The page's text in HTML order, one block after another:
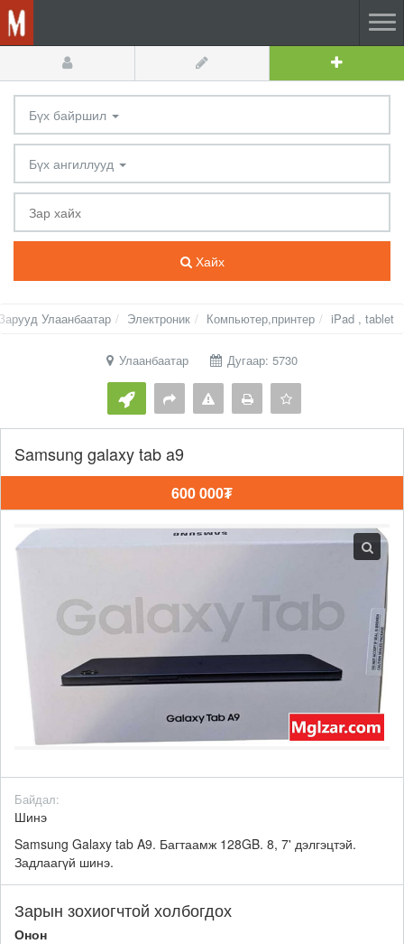
Бүх байршил
Бүх ангиллууд
Хайх
Улаанбаатар Электроник Компьютер,принтер iPad , tablet
Улаанбаатар Дугаар: 5730
Samsung galaxy tab a9
600 000₮
Байдал:
Шинэ
Samsung Galaxy tab A9. Багтаамж 128GB. 8, 7' дэлгэцтэй.
Задлаагүй шинэ.
Зарын зохиогчтой холбогдох
Онон